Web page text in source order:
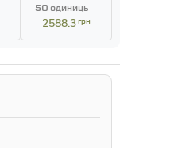
50 одиниць
2588.3грн